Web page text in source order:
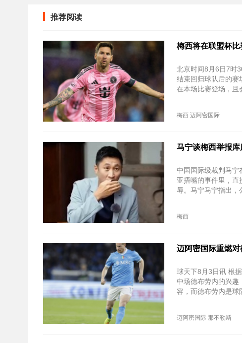
推荐阅读
梅西将在联盟杯
北京时间‌8月6日7时
结束回归球队后的赛
在本场比赛登场，且
梅西 迈阿密国际
马宁谈梅西举报
中国国际级裁判马宁
亚捂嘴的事件里，
辱。马宁马宁指出，
梅西
迈阿密国际重燃
球天下8月3日讯 根
中场德布劳内的兴趣
容，而德布劳内是球
迈阿密国际 那不勒斯